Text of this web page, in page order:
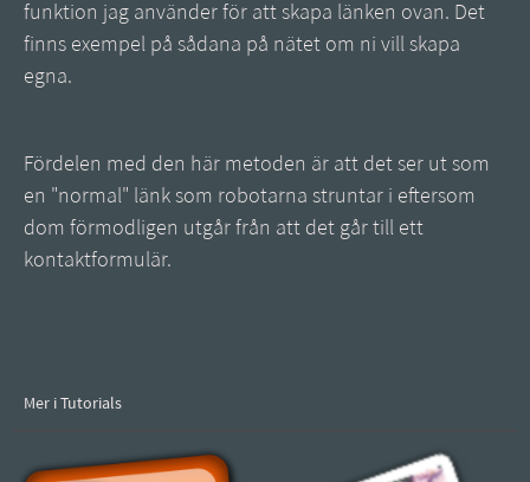
funktion jag använder för att skapa länken ovan. Det
finns exempel på sådana på nätet om ni vill skapa
egna.
Fördelen med den här metoden är att det ser ut som
en "normal" länk som robotarna struntar i eftersom
dom förmodligen utgår från att det går till ett
kontaktformulär.
Mer i Tutorials